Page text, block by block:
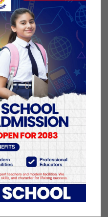
ओलीले देशभरका सबै
प्रविधिको प्रयोग गरी
बाढी विपदले समस्याग्रस्त
अधिवेशन सम्पन्न गर्ने